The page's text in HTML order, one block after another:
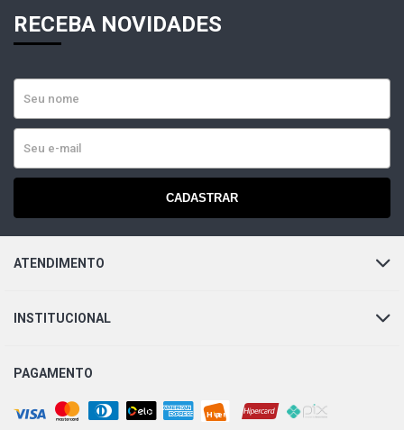
RECEBA NOVIDADES
CADASTRAR
ATENDIMENTO
INSTITUCIONAL
PAGAMENTO